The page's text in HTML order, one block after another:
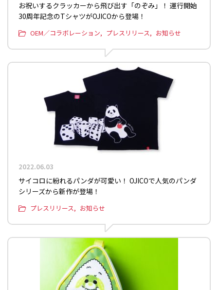
お祝いするクラッカーから飛び出す「のぞみ」！ 運行開始
30周年記念のTシャツがOJICOから登場！
OEM／コラボレーション プレスリリース お知らせ
2022.06.03
サイコロに紛れるパンダが可愛い！ OJICOで人気のパンダ
シリーズから新作が登場！
プレスリリース お知らせ